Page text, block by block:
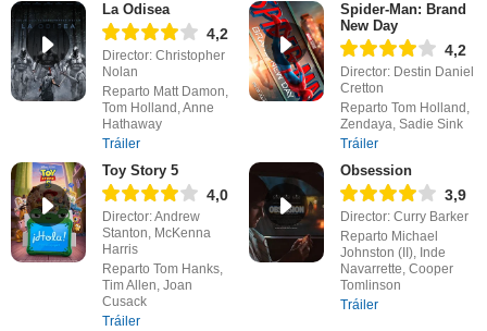
La Odisea
4,2
Director: Christopher
Nolan
Reparto Matt Damon,
Tom Holland, Anne
Hathaway
Tráiler
Spider-Man: Brand
New Day
4,2
Director: Destin Daniel
Cretton
Reparto Tom Holland,
Zendaya, Sadie Sink
Tráiler
Toy Story 5
4,0
Director: Andrew
Stanton, McKenna
Harris
Reparto Tom Hanks,
Tim Allen, Joan
Cusack
Tráiler
Obsession
3,9
Director: Curry Barker
Reparto Michael
Johnston (II), Inde
Navarrette, Cooper
Tomlinson
Tráiler